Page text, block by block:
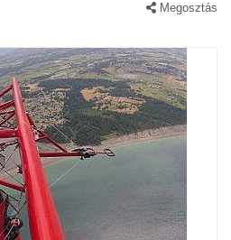
Megosztás